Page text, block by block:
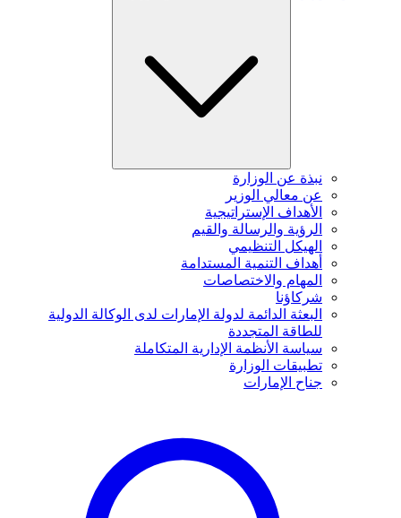
نبذة عن الوزارة
عن معالي الوزير
الأهداف الإستراتيجية
الرؤية والرسالة والقيم
الهيكل التنظيمي
أهداف التنمية المستدامة
المهام والاختصاصات
شركاؤنا
البعثة الدائمة لدولة الإمارات لدى الوكالة الدولية
للطاقة المتجددة
سياسة الأنظمة الإدارية المتكاملة
تطبيقات الوزارة
جناح الإمارات